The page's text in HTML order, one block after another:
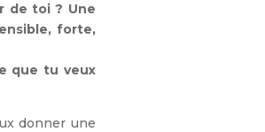
de toi ? Une
forte,
que tu veux
donner une